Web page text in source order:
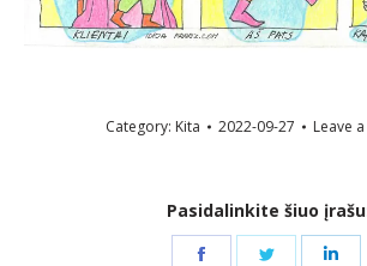
Category: Kita 2022-09-27 Leave
Pasidalinkite šiuo
Share
Share